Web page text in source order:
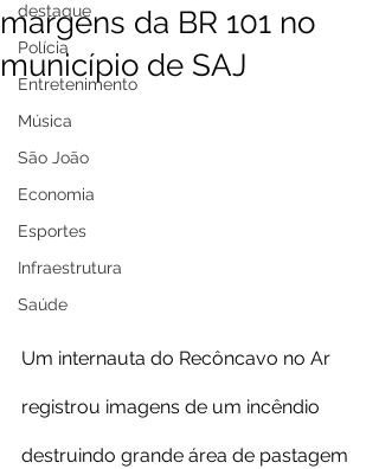
destaque
Polícia
Entretenimento
Música
São João
Economia
Esportes
Infraestrutura
Saúde
margens da BR 101 no
município de SAJ
Um internauta do Recôncavo no Ar
registrou imagens de um incêndio
destruindo grande área de pastagem